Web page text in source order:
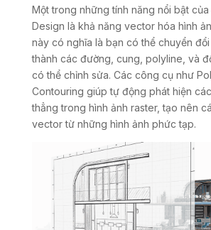
Một trong những tính năng nổi bật của
Design là khả năng vector hóa hình
này có nghĩa là bạn có thể chuyển
thành các đường, cung, polyline, và
có thể chỉnh sửa. Các công cụ như
Contouring giúp tự động phát hiện
thẳng trong hình ảnh raster, tạo nên
vector từ những hình ảnh phức tạp.